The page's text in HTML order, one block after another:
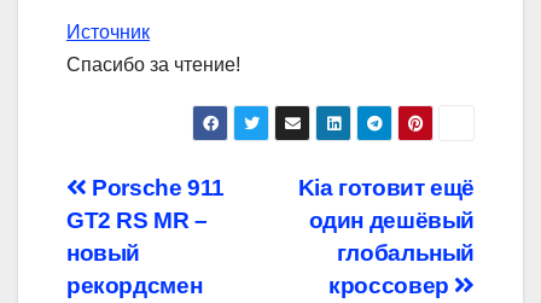
Источник
Спасибо за чтение!
Навигация
по
Kia готовит ещё
один дешёвый
глобальный
кроссовер
Porsche 911
GT2 RS MR –
новый
рекордсмен